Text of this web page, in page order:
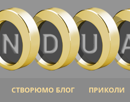
СТВОРЮМО БЛОГ ПРИКОЛИ